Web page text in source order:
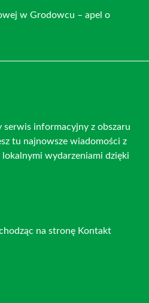
w Grodowcu – apel o
informacyjny z obszaru
tu najnowsze wiadomości z
lokalnymi wydarzeniami dzięki
na stronę Kontakt